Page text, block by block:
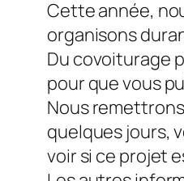
Cette année,
organisons
Du covoiturage
pour que vous
Nous
quelques jours,
voir si ce projet